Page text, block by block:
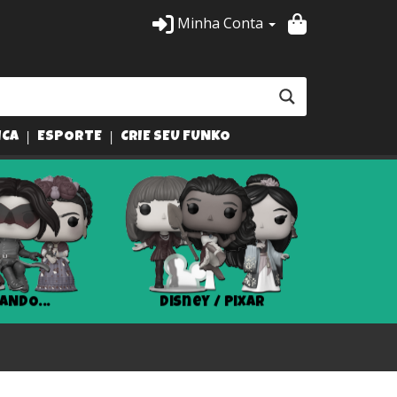
Minha Conta
ESPORTE CRIE SEU FUNKO
Disney / Pixar